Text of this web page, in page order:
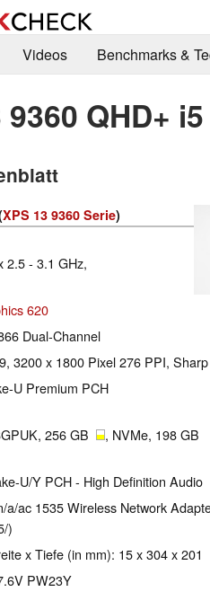
Videos Benchmarks &
QHD+ i5
XPS 13 9360 Serie)
2.5 - 3.1 GHz,
620
Dual-Channel
3200 x 1800 Pixel 276 PPI,
U Premium PCH
256 GB
, NVMe, 198 GB
U/Y PCH - High Definition Audio
a/ac 1535 Wireless Network
)
x Tiefe (in mm): 15 x 304 x 201
PW23Y